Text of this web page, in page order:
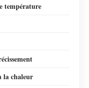
température
la chaleur